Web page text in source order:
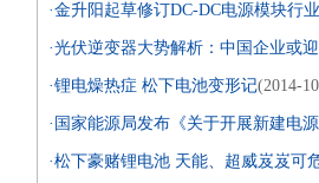
·金升阳起草修订DC-DC电源模块行
·光伏逆变器大势解析：中国企业或
·锂电燥热症 松下电池变形记(2014-
·国家能源局发布《关于开展新建电
·松下豪赌锂电池 天能、超威岌岌可